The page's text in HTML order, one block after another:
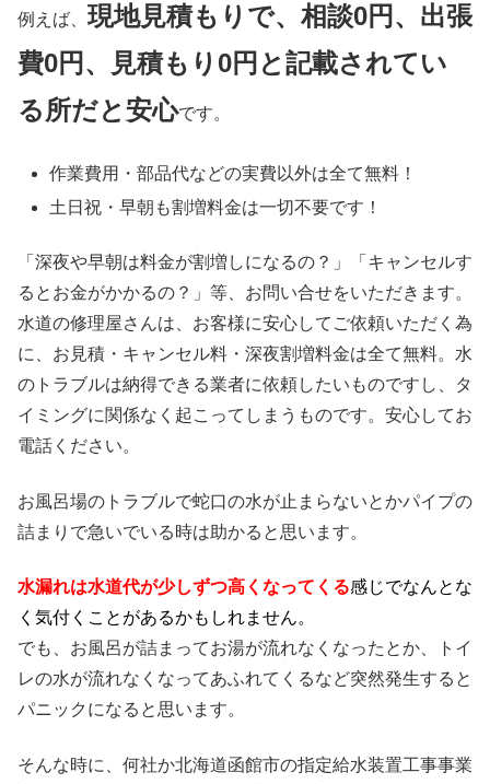
例えば、 現地見積もりで、相談0円、出張
費0円、見積もり0円と記載されてい
る所だと安心です。
作業費用・部品代などの実費以外は全て無料！
土日祝・早朝も割増料金は一切不要です！
「深夜や早朝は料金が割増しになるの？」「キャンセルす
るとお金がかかるの？」等、お問い合せをいただきます。
水道の修理屋さんは、お客様に安心してご依頼いただく為
に、お見積・キャンセル料・深夜割増料金は全て無料。水
のトラブルは納得できる業者に依頼したいものですし、タ
イミングに関係なく起こってしまうものです。安心してお
電話ください。
お風呂場のトラブルで蛇口の水が止まらないとかパイプの
詰まりで急いでいる時は助かると思います。
水漏れは水道代が少しずつ高くなってくる感じでなんとな
く気付くことがあるかもしれません。
でも、お風呂が詰まってお湯が流れなくなったとか、トイ
レの水が流れなくなってあふれてくるなど突然発生すると
パニックになると思います。
そんな時に、何社か北海道函館市の指定給水装置工事事業